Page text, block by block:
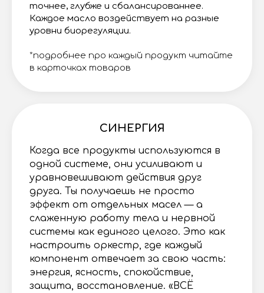
точнее, глубже и сбалансированнее.
Каждое масло воздействует на разные
уровни биорегуляции.
*подробнее про каждый продукт читайте
в карточках товаров
СИНЕРГИЯ
Когда все продукты используются в
одной системе, они усиливают и
уравновешивают действия друг
друга. Ты получаешь не просто
эффект от отдельных масел — а
слаженную работу тела и нервной
системы как единого целого. Это как
настроить оркестр, где каждый
компонент отвечает за свою часть:
энергия, ясность, спокойствие,
защита, восстановление. «ВСЁ